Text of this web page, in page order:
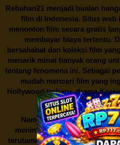
Rebahan21menjadi bualan
film di Indonesia. Situs web
menonton film secara gratis
membayar biaya tertentu.
bersahabat dan koleksi film
menarik minat banyak orang
tentang fenomena ini. Sebagai
mudah mencari film yang
Hollywood terbaru, drama
produksi film lokal
Namun, seperti halnya
menimbulkan kontroversi di
terutama produsen film dan